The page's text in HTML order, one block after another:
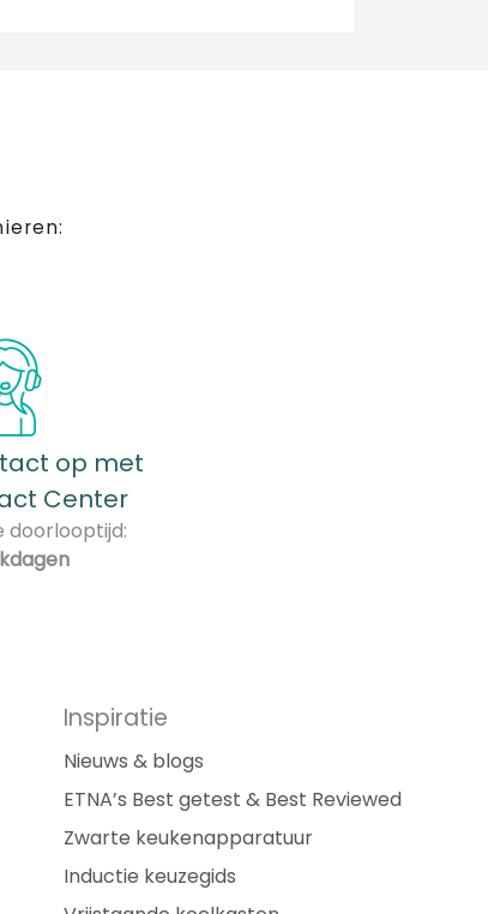
op met
Center
doorlooptijd:
Inspiratie
Nieuws & blogs
ETNA’s Best getest & Best Reviewed
Zwarte keukenapparatuur
Inductie keuzegids